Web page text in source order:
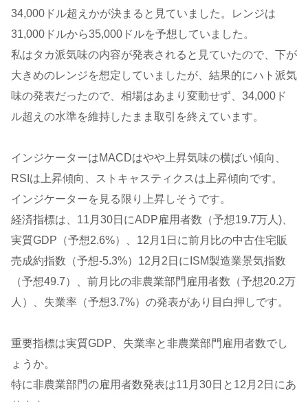
34,000ドル超えかが決まると見ていました。レンジは
31,000ドルから35,000ドルを予想していました。
私はタカ派気味の内容が発表されると見ていたので、下が
大きめのレンジを想定していましたが、結果的にハト派気
味の発表だったので、相場はあまり変動せず、34,000ド
ル超えの水準を維持したまま取引を終えています。
インジケーターはMACDはやや上昇気味の横ばい傾向、
RSIは上昇傾向、ストキャスティクスは上昇傾向です。
インジケーターを見る限り上昇しそうです。
経済指標は、11月30日にADP雇用者数（予想19.7万人)、
実質GDP（予想2.6%）、12月1日に前月比の中古住宅販
売成約指数（予想-5.3%）12月2日にISM製造業景気指数
（予想49.7）、前月比の非農業部門雇用者数（予想20.2万
人）、失業率（予想3.7%）の発表があり目白押しです。
重要指標は実質GDP、失業率と非農業部門雇用者数でし
ょうか。
特に非農業部門の雇用者数発表は11月30日と12月2日にあ